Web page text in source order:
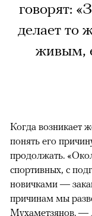
говорят:
делает то
живым,
Когда возникает
понять его
продолжать.
спортивных, с
новичками —
причинам мы
Мухаметзянов. —